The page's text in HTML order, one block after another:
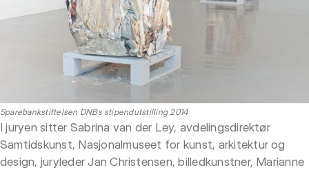
Sparebankstiftelsen DNBs stipendutstilling 2014
I juryen sitter Sabrina van der Ley, avdelingsdirektør
Samtidskunst, Nasjonalmuseet for kunst, arkitektur og
design, juryleder Jan Christensen, billedkunstner, Marianne